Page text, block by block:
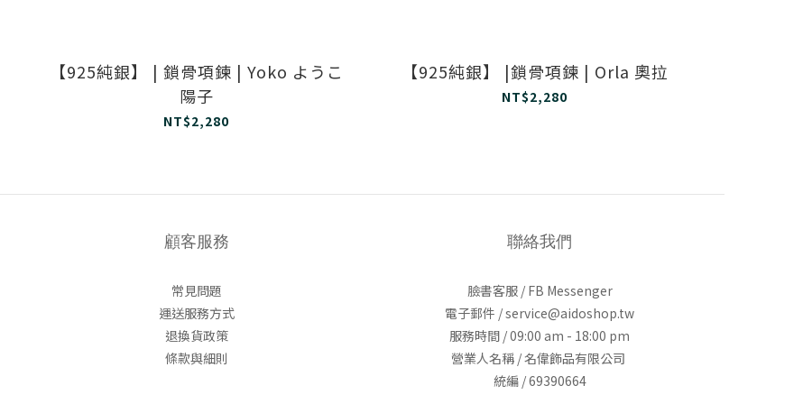
【925純銀】 | 鎖骨項鍊 | Yoko ようこ
陽子
NT$2,280
【925純銀】 |鎖骨項鍊 | Orla 奧拉
NT$2,280
顧客服務
常見問題
運送服務方式
退換貨政策
條款與細則
聯絡我們
臉書客服 / FB Messenger
電子郵件 / service@aidoshop.tw
服務時間 / 09:00 am - 18:00 pm
營業人名稱 / 名偉飾品有限公司
統編 / 69390664